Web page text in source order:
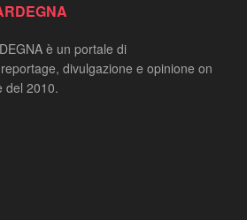
è un portale di
divulgazione e opinione on
del 2010.